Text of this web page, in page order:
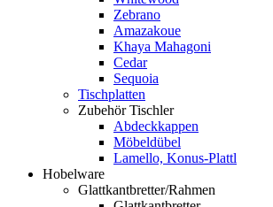
Zebrano
Amazakoue
Khaya Mahagoni
Cedar
Sequoia
Tischplatten
Zubehör Tischler
Abdeckkappen
Möbeldübel
Lamello, Konus-Plattl
Hobelware
Glattkantbretter/Rahmen